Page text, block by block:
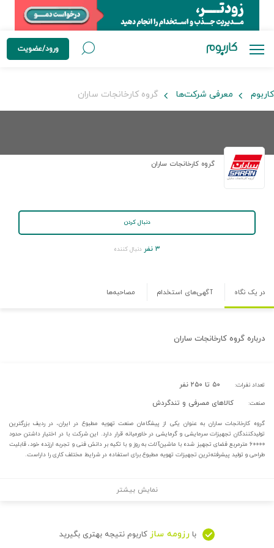
ورود/عضویت
کاربوم معرفی شرکت‌ها گروه کارخانجات ساران
گروه کارخانجات ساران
دنبال کردن
۳ نفر دنبال کننده
در یک نگاه آگهی‌های استخدام مصاحبه‌ها
درباره گروه کارخانجات ساران
تعداد نفرات: ۵۰ تا ۲۵۰ نفر
صنعت: کالاهای مصرفی و تندگردش
گروه کارخانجات ساران به عنوان یکی از پیشگامان صنعت تهویه مطبوع در ایران، در ردیف بزرگترین
تولیدکنندگان تجهیزات سرمایشی و گرمایشی در خاورمیانه قرار دارد. این شرکت با در اختیار داشتن حدود
۶۰۰۰۰ مترمربع فضای تجهیز شده با ماشین‌آلات به روز و با تکیه بر دانش فنی و تجربه ارزنده خود، قابلیت
طراحی و تولید پیشرفته‌ترین تجهیزات تهویه مطبوع برای استفاده در شرایط مختلف کاری را داراست.
نمایش بیشتر
با رزومه ساز کاربوم نتیجه بهتری بگیرید